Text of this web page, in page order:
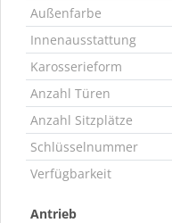
Außenfarbe
Innenausstattung
Karosserieform
Anzahl Türen
Anzahl Sitzplätze
Schlüsselnummer
Verfügbarkeit
Antrieb